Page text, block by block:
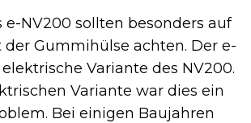
e-NV200 sollten besonders auf
Gummihülse achten. Der e-
Variante des NV200.
Variante war dies ein
Bei einigen Baujahren